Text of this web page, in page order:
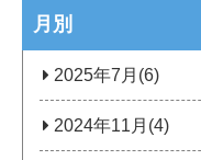
月別
2025年7月(6)
2024年11月(4)